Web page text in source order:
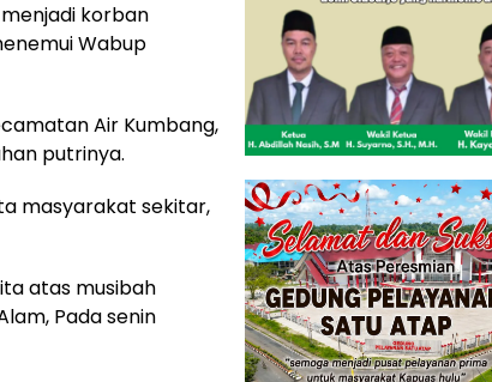
korban
Wabup
Air Kumbang,
putrinya.
masyarakat sekitar,
atas musibah
Pada senin